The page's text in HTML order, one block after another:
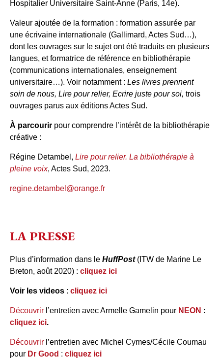
Hospitalier Universitaire Saint-Anne (Paris, 14e).
Valeur ajoutée de la formation : formation assurée par
une écrivaine internationale (Gallimard, Actes Sud…),
dont les ouvrages sur le sujet ont été traduits en plusieurs
langues, et formatrice de référence en bibliothérapie
(communications internationales, enseignement
universitaire…). Voir notamment : Les livres prennent
soin de nous, Lire pour relier, Ecrire juste pour soi, trois
ouvrages parus aux éditions Actes Sud.
À parcourir pour comprendre l’intérêt de la bibliothérapie
créative :
Régine Detambel, Lire pour relier. La bibliothérapie à
pleine voix, Actes Sud, 2023.
regine.detambel@orange.fr
LA PRESSE
Plus d’information dans le HuffPost(ITW de Marine Le
Breton, août 2020) : cliquez ici
Voir les videos : cliquez ici
Découvrir l’entretien avec Armelle Gamelin pour NEON :
cliquez ici.
Découvrir l’entretien avec Michel Cymes/Cécile Coumau
pour Dr Good : cliquez ici